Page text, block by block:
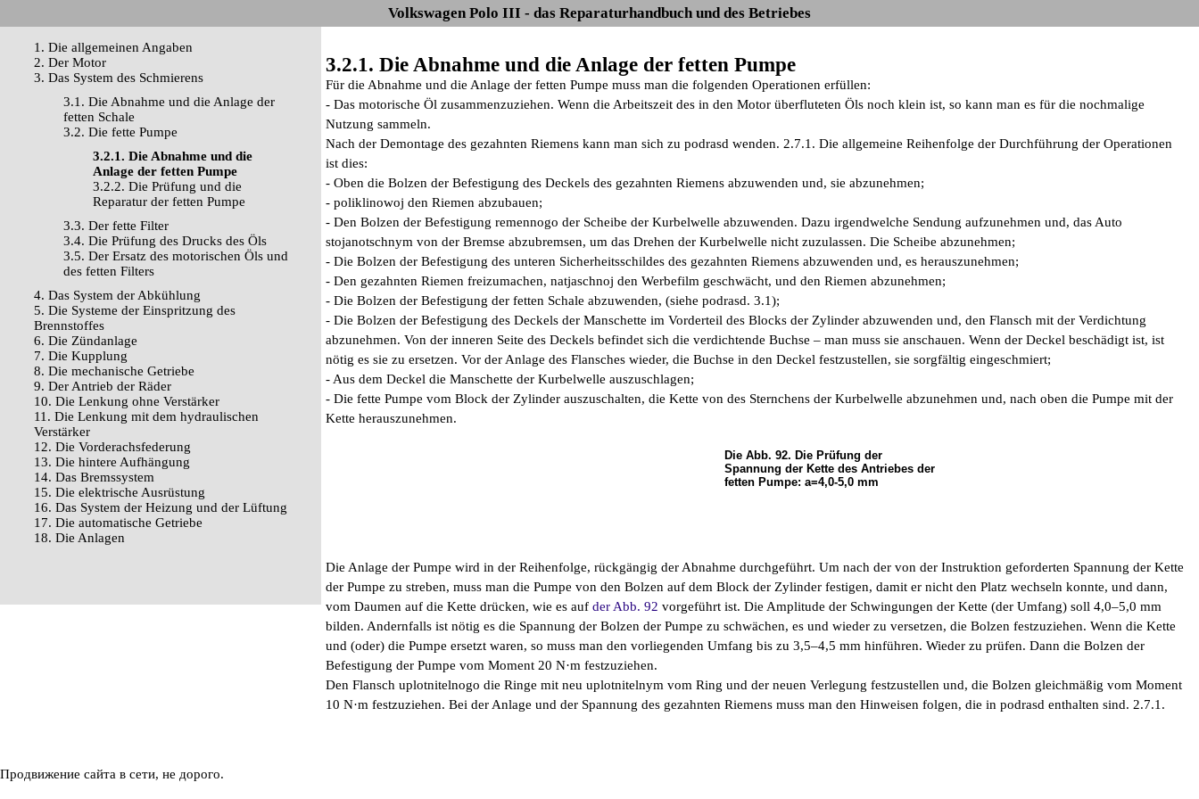
Volkswagen Polo III - das Reparaturhandbuch und des Betriebes
1. Die allgemeinen Angaben
2. Der Motor
3. Das System des Schmierens
3.1. Die Abnahme und die Anlage der
fetten Schale
3.2. Die fette Pumpe
3.2.1. Die Abnahme und die
Anlage der fetten Pumpe
3.2.2. Die Prüfung und die
Reparatur der fetten Pumpe
3.3. Der fette Filter
3.4. Die Prüfung des Drucks des Öls
3.5. Der Ersatz des motorischen Öls und
des fetten Filters
4. Das System der Abkühlung
5. Die Systeme der Einspritzung des
Brennstoffes
6. Die Zündanlage
7. Die Kupplung
8. Die mechanische Getriebe
9. Der Antrieb der Räder
10. Die Lenkung ohne Verstärker
11. Die Lenkung mit dem hydraulischen
Verstärker
12. Die Vorderachsfederung
13. Die hintere Aufhängung
14. Das Bremssystem
15. Die elektrische Ausrüstung
16. Das System der Heizung und der Lüftung
17. Die automatische Getriebe
18. Die Anlagen
3.2.1. Die Abnahme und die Anlage der fetten Pumpe
Für die Abnahme und die Anlage der fetten Pumpe muss man die folgenden Operationen erfüllen:
- Das motorische Öl zusammenzuziehen. Wenn die Arbeitszeit des in den Motor überfluteten Öls noch klein ist, so kann man es für die nochmalige
Nutzung sammeln.
Nach der Demontage des gezahnten Riemens kann man sich zu podrasd wenden. 2.7.1. Die allgemeine Reihenfolge der Durchführung der Operationen
ist dies:
- Oben die Bolzen der Befestigung des Deckels des gezahnten Riemens abzuwenden und, sie abzunehmen;
- poliklinowoj den Riemen abzubauen;
- Den Bolzen der Befestigung remennogo der Scheibe der Kurbelwelle abzuwenden. Dazu irgendwelche Sendung aufzunehmen und, das Auto
stojanotschnym von der Bremse abzubremsen, um das Drehen der Kurbelwelle nicht zuzulassen. Die Scheibe abzunehmen;
- Die Bolzen der Befestigung des unteren Sicherheitsschildes des gezahnten Riemens abzuwenden und, es herauszunehmen;
- Den gezahnten Riemen freizumachen, natjaschnoj den Werbefilm geschwächt, und den Riemen abzunehmen;
- Die Bolzen der Befestigung der fetten Schale abzuwenden, (siehe podrasd. 3.1);
- Die Bolzen der Befestigung des Deckels der Manschette im Vorderteil des Blocks der Zylinder abzuwenden und, den Flansch mit der Verdichtung
abzunehmen. Von der inneren Seite des Deckels befindet sich die verdichtende Buchse – man muss sie anschauen. Wenn der Deckel beschädigt ist, ist
nötig es sie zu ersetzen. Vor der Anlage des Flansches wieder, die Buchse in den Deckel festzustellen, sie sorgfältig eingeschmiert;
- Aus dem Deckel die Manschette der Kurbelwelle auszuschlagen;
- Die fette Pumpe vom Block der Zylinder auszuschalten, die Kette von des Sternchens der Kurbelwelle abzunehmen und, nach oben die Pumpe mit der
Kette herauszunehmen.
Die Abb. 92. Die Prüfung der
Spannung der Kette des Antriebes der
fetten Pumpe: a=4,0-5,0 mm
Die Anlage der Pumpe wird in der Reihenfolge, rückgängig der Abnahme durchgeführt. Um nach der von der Instruktion geforderten Spannung der Kette
der Pumpe zu streben, muss man die Pumpe von den Bolzen auf dem Block der Zylinder festigen, damit er nicht den Platz wechseln konnte, und dann,
vom Daumen auf die Kette drücken, wie es auf der Abb. 92 vorgeführt ist. Die Amplitude der Schwingungen der Kette (der Umfang) soll 4,0–5,0 mm
bilden. Andernfalls ist nötig es die Spannung der Bolzen der Pumpe zu schwächen, es und wieder zu versetzen, die Bolzen festzuziehen. Wenn die Kette
und (oder) die Pumpe ersetzt waren, so muss man den vorliegenden Umfang bis zu 3,5–4,5 mm hinführen. Wieder zu prüfen. Dann die Bolzen der
Befestigung der Pumpe vom Moment 20 N·m festzuziehen.
Den Flansch uplotnitelnogo die Ringe mit neu uplotnitelnym vom Ring und der neuen Verlegung festzustellen und, die Bolzen gleichmäßig vom Moment
10 N·m festzuziehen. Bei der Anlage und der Spannung des gezahnten Riemens muss man den Hinweisen folgen, die in podrasd enthalten sind. 2.7.1.
Продвижение сайта в сети, не дорого.